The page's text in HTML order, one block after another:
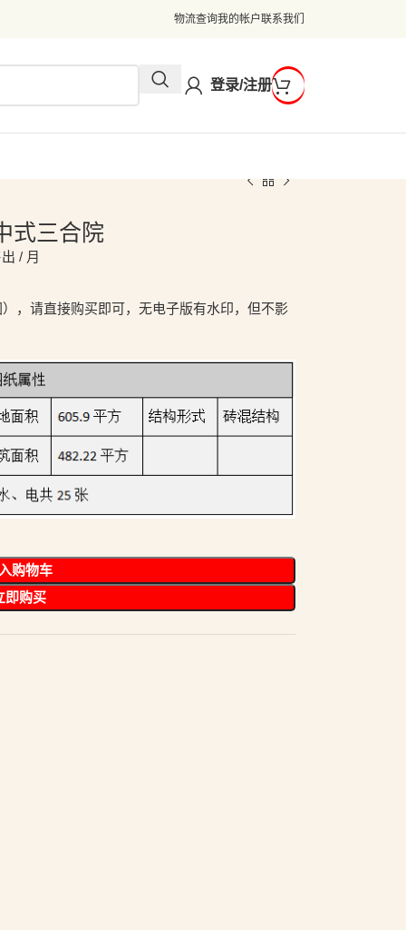
物流查询我的帐户联系我们
登录/注册
式三合院
/ 月
，请直接购买即可，无电子版有水印，但不影
购物车
即购买